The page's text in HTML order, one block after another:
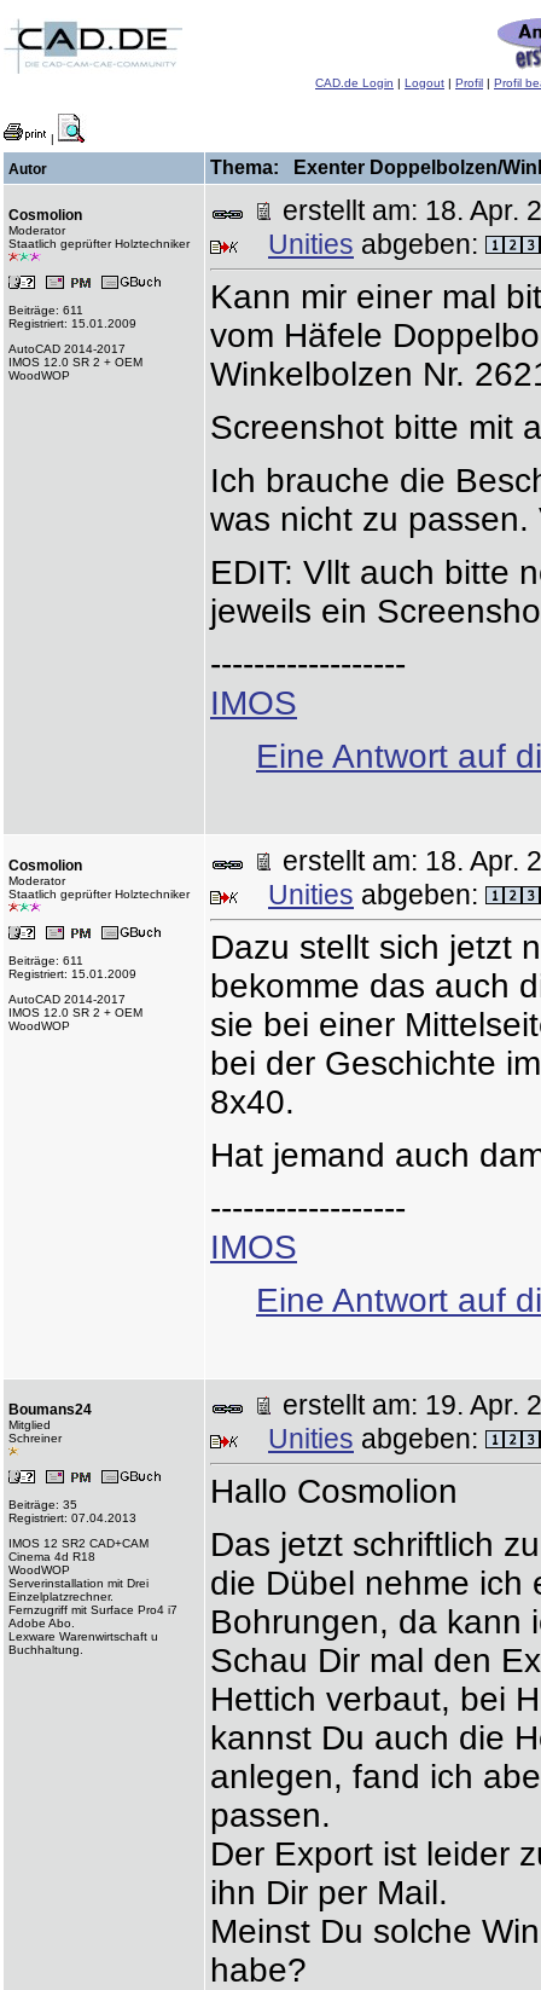
CAD.de Login | Logout | Profil | Profil
|
Autor Thema: Exenter Doppelbolzen/
Cosmolion
Moderator
Staatlich geprüfter Holztechniker
Beiträge: 611
Registriert: 15.01.2009
AutoCAD 2014-2017
IMOS 12.0 SR 2 + OEM
WoodWOP
erstellt am: 18.
Unities abgeben:
Kann mir einer mal
vom Häfele
Winkelbolzen Nr.
Screenshot bitte mit
Ich brauche die
was nicht zu
EDIT: Vllt auch bitte
jeweils ein
------------------
IMOS
Eine Antwort auf
Cosmolion
Moderator
Staatlich geprüfter Holztechniker
Beiträge: 611
Registriert: 15.01.2009
AutoCAD 2014-2017
IMOS 12.0 SR 2 + OEM
WoodWOP
erstellt am: 18.
Unities abgeben:
Dazu stellt sich jetzt
bekomme das auch
sie bei einer
bei der Geschichte
8x40.
Hat jemand auch
------------------
IMOS
Eine Antwort auf
Boumans24
Mitglied
Schreiner
Beiträge: 35
Registriert: 07.04.2013
IMOS 12 SR2 CAD+CAM
Cinema 4d R18
WoodWOP
Serverinstallation mit Drei
Einzelplatzrechner.
Fernzugriff mit Surface Pro4 i7
Adobe Abo.
Lexware Warenwirtschaft u
Buchhaltung.
erstellt am: 19.
Unities abgeben:
Hallo Cosmolion
Das jetzt schriftlich
die Dübel nehme ich
Bohrungen, da kann
Schau Dir mal den
Hettich verbaut, bei
kannst Du auch die
anlegen, fand ich
passen.
Der Export ist leider
ihn Dir per Mail.
Meinst Du solche
habe?